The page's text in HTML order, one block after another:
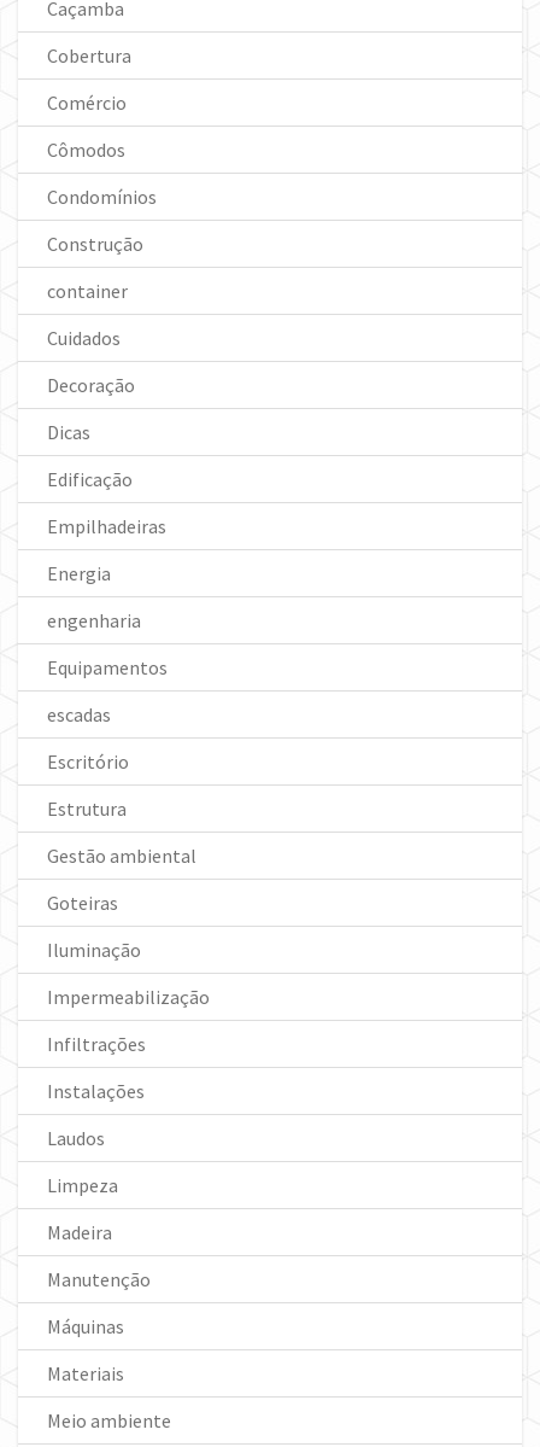
Caçamba
Cobertura
Comércio
Cômodos
Condomínios
Construção
container
Cuidados
Decoração
Dicas
Edificação
Empilhadeiras
Energia
engenharia
Equipamentos
escadas
Escritório
Estrutura
Gestão ambiental
Goteiras
Iluminação
Impermeabilização
Infiltrações
Instalações
Laudos
Limpeza
Madeira
Manutenção
Máquinas
Materiais
Meio ambiente